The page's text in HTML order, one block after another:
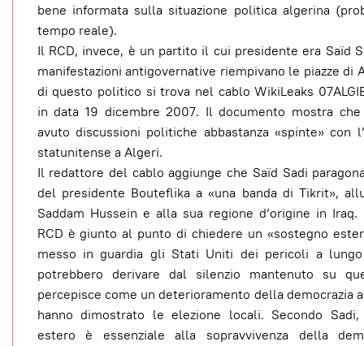
bene informata sulla situazione politica algerina
tempo reale).
Il RCD, invece, è un partito il cui presidente era Saïd
manifestazioni antigovernative riempivano le piazze di
di questo politico si trova nel cablo WikiLeaks
in data 19 dicembre 2007. Il documento mostra
avuto discussioni politiche abbastanza «spinte» con
statunitense a Algeri.
Il redattore del cablo aggiunge che Saïd Sadi
del presidente Bouteflika a «una banda di Tikrit»,
Saddam Hussein e alla sua regione d’origine in Iraq.
RCD è giunto al punto di chiedere un «sostegno
messo in guardia gli Stati Uniti dei pericoli a
potrebbero derivare dal silenzio mantenuto su
percepisce come un deterioramento della democrazia
hanno dimostrato le elezione locali. Secondo
estero è essenziale alla sopravvivenza della